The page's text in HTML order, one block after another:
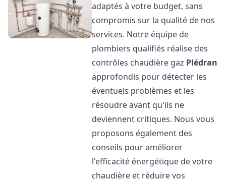
adaptés à votre budget, sans
compromis sur la qualité de nos
services. Notre équipe de
plombiers qualifiés réalise des
contrôles chaudière gaz Plédran
approfondis pour détecter les
éventuels problèmes et les
résoudre avant qu'ils ne
deviennent critiques. Nous vous
proposons également des
conseils pour améliorer
l'efficacité énergétique de votre
chaudière et réduire vos